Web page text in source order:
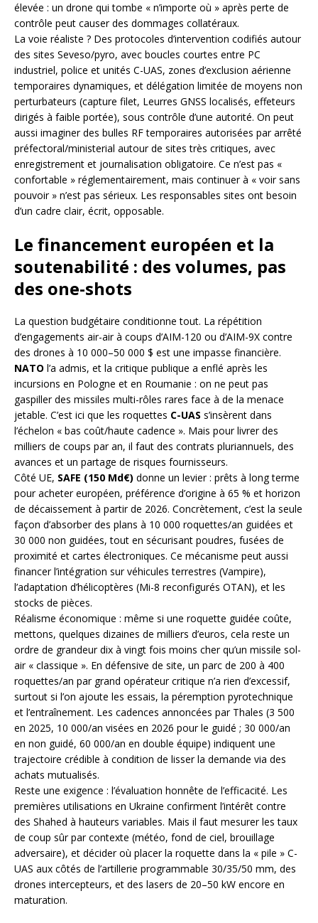
élevée : un drone qui tombe « n’importe où » après perte de
contrôle peut causer des dommages collatéraux.
La voie réaliste ? Des protocoles d’intervention codifiés autour
des sites Seveso/pyro, avec boucles courtes entre PC
industriel, police et unités C-UAS, zones d’exclusion aérienne
temporaires dynamiques, et délégation limitée de moyens non
perturbateurs (capture filet, Leurres GNSS localisés, effeteurs
dirigés à faible portée), sous contrôle d’une autorité. On peut
aussi imaginer des bulles RF temporaires autorisées par arrêté
préfectoral/ministerial autour de sites très critiques, avec
enregistrement et journalisation obligatoire. Ce n’est pas «
confortable » réglementairement, mais continuer à « voir sans
pouvoir » n’est pas sérieux. Les responsables sites ont besoin
d’un cadre clair, écrit, opposable.
Le financement européen et la
soutenabilité : des volumes, pas
des one-shots
La question budgétaire conditionne tout. La répétition
d’engagements air-air à coups d’AIM-120 ou d’AIM-9X contre
des drones à 10 000–50 000 $ est une impasse financière.
NATO l’a admis, et la critique publique a enflé après les
incursions en Pologne et en Roumanie : on ne peut pas
gaspiller des missiles multi-rôles rares face à de la menace
jetable. C’est ici que les roquettes C-UAS s’insèrent dans
l’échelon « bas coût/haute cadence ». Mais pour livrer des
milliers de coups par an, il faut des contrats pluriannuels, des
avances et un partage de risques fournisseurs.
Côté UE, SAFE (150 Md€) donne un levier : prêts à long terme
pour acheter européen, préférence d’origine à 65 % et horizon
de décaissement à partir de 2026. Concrètement, c’est la seule
façon d’absorber des plans à 10 000 roquettes/an guidées et
30 000 non guidées, tout en sécurisant poudres, fusées de
proximité et cartes électroniques. Ce mécanisme peut aussi
financer l’intégration sur véhicules terrestres (Vampire),
l’adaptation d’hélicoptères (Mi-8 reconfigurés OTAN), et les
stocks de pièces.
Réalisme économique : même si une roquette guidée coûte,
mettons, quelques dizaines de milliers d’euros, cela reste un
ordre de grandeur dix à vingt fois moins cher qu’un missile sol-
air « classique ». En défensive de site, un parc de 200 à 400
roquettes/an par grand opérateur critique n’a rien d’excessif,
surtout si l’on ajoute les essais, la péremption pyrotechnique
et l’entraînement. Les cadences annoncées par Thales (3 500
en 2025, 10 000/an visées en 2026 pour le guidé ; 30 000/an
en non guidé, 60 000/an en double équipe) indiquent une
trajectoire crédible à condition de lisser la demande via des
achats mutualisés.
Reste une exigence : l’évaluation honnête de l’efficacité. Les
premières utilisations en Ukraine confirment l’intérêt contre
des Shahed à hauteurs variables. Mais il faut mesurer les taux
de coup sûr par contexte (météo, fond de ciel, brouillage
adversaire), et décider où placer la roquette dans la « pile » C-
UAS aux côtés de l’artillerie programmable 30/35/50 mm, des
drones intercepteurs, et des lasers de 20–50 kW encore en
maturation.